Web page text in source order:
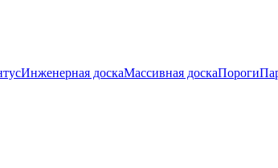
Инженерная доскаМассивная доскаПороги